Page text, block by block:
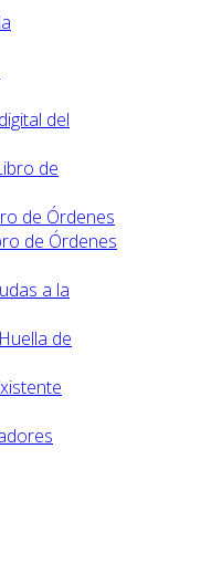
del
de
de Órdenes
de Órdenes
a la
de